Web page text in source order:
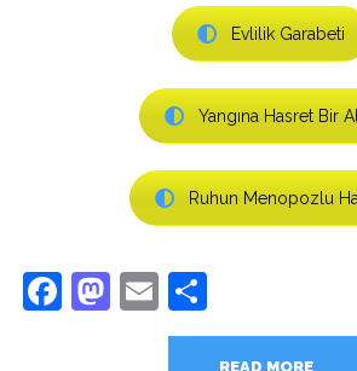
Evlilik Garabeti
Yangına Hasret Bir
Ruhun Menopozlu
Facebook
Mastodon
Email
READ MORE